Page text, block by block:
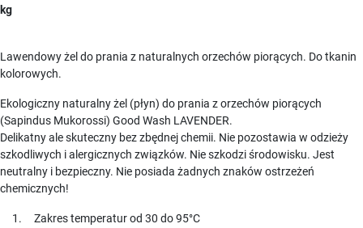
kg
Lawendowy żel do prania z naturalnych orzechów piorących. Do tkanin
kolorowych.
Ekologiczny naturalny żel (płyn) do prania z orzechów piorących
(Sapindus Mukorossi) Good Wash LAVENDER.
Delikatny ale skuteczny bez zbędnej chemii. Nie pozostawia w odzieży
szkodliwych i alergicznych związków. Nie szkodzi środowisku. Jest
neutralny i bezpieczny. Nie posiada żadnych znaków ostrzeżeń
chemicznych!
Zakres temperatur od 30 do 95°C